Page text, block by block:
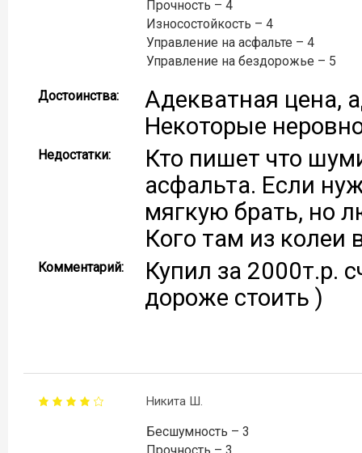
Прочность – 4
Износостойкость – 4
Управление на асфальте – 4
Управление на бездорожье – 5
Достоинства:
Адекватная цена,
Некоторые
Недостатки:
Кто пишет что
асфальта. Если
мягкую брать, но
Кого там из колеи
Комментарий:
Купил за 2000т.р.
дороже стоить )
Никита Ш.
Бесшумность – 3